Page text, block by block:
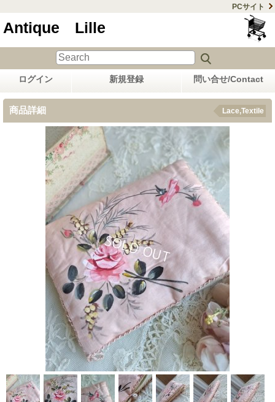
PCサイト
Antique Lille
ログイン 新規登録 問い合せ/Contact
商品詳細 Lace,Textile